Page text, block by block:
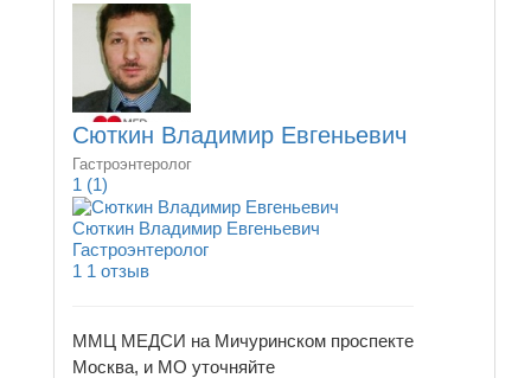
Сюткин Владимир Евгеньевич
Гастроэнтеролог
1 (1)
Сюткин Владимир Евгеньевич
Гастроэнтеролог
1 1 отзыв
ММЦ МЕДСИ на Мичуринском проспекте
Москва, и МО уточняйте